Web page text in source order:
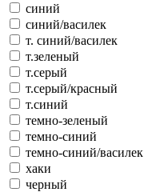
синий
синий/василек
т. синий/василек
т.зеленый
т.серый
т.серый/красный
т.синий
темно-зеленый
темно-синий
темно-синий/василек
хаки
черный